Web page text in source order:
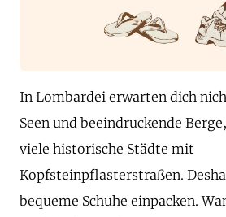
In Lombardei erwarten dich
Seen und beeindruckende
viele historische Städte mit
Kopfsteinpflasterstraßen.
bequeme Schuhe einpacken.